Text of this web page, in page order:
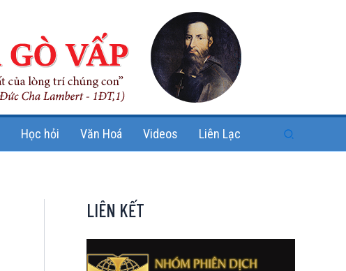
Học hỏi Văn Hoá Videos Liên Lạc Search
LIÊN KẾT